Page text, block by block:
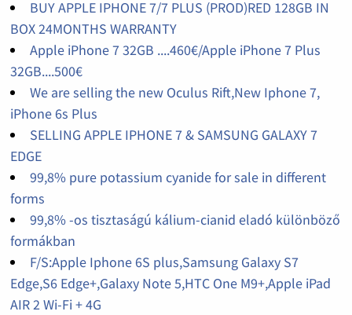
BUY APPLE IPHONE 7/7 PLUS (PROD)RED 128GB IN
BOX 24MONTHS WARRANTY
Apple iPhone 7 32GB ....460€/Apple iPhone 7 Plus
32GB....500€
We are selling the new Oculus Rift,New Iphone 7,
iPhone 6s Plus
SELLING APPLE IPHONE 7 & SAMSUNG GALAXY 7
EDGE
99,8% pure potassium cyanide for sale in different
forms
99,8% -os tisztaságú kálium-cianid eladó különböző
formákban
F/S:Apple Iphone 6S plus,Samsung Galaxy S7
Edge,S6 Edge+,Galaxy Note 5,HTC One M9+,Apple iPad
AIR 2 Wi-Fi + 4G